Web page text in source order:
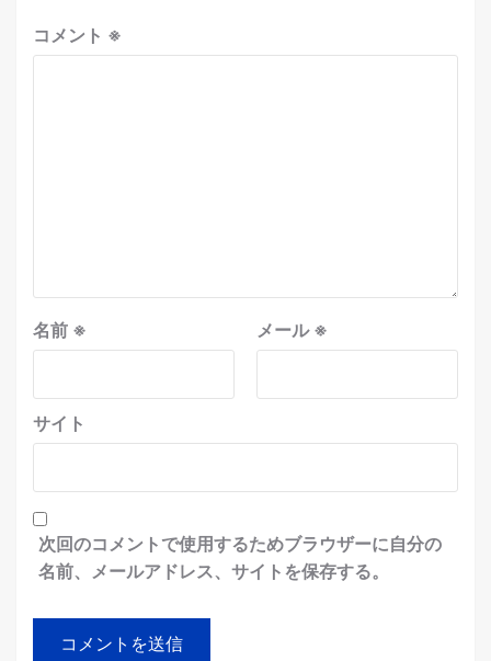
コメント ※
名前 ※ メール※
サイト
次回のコメントで使用するためブラウザーに自分の
名前、メールアドレス、サイトを保存する。